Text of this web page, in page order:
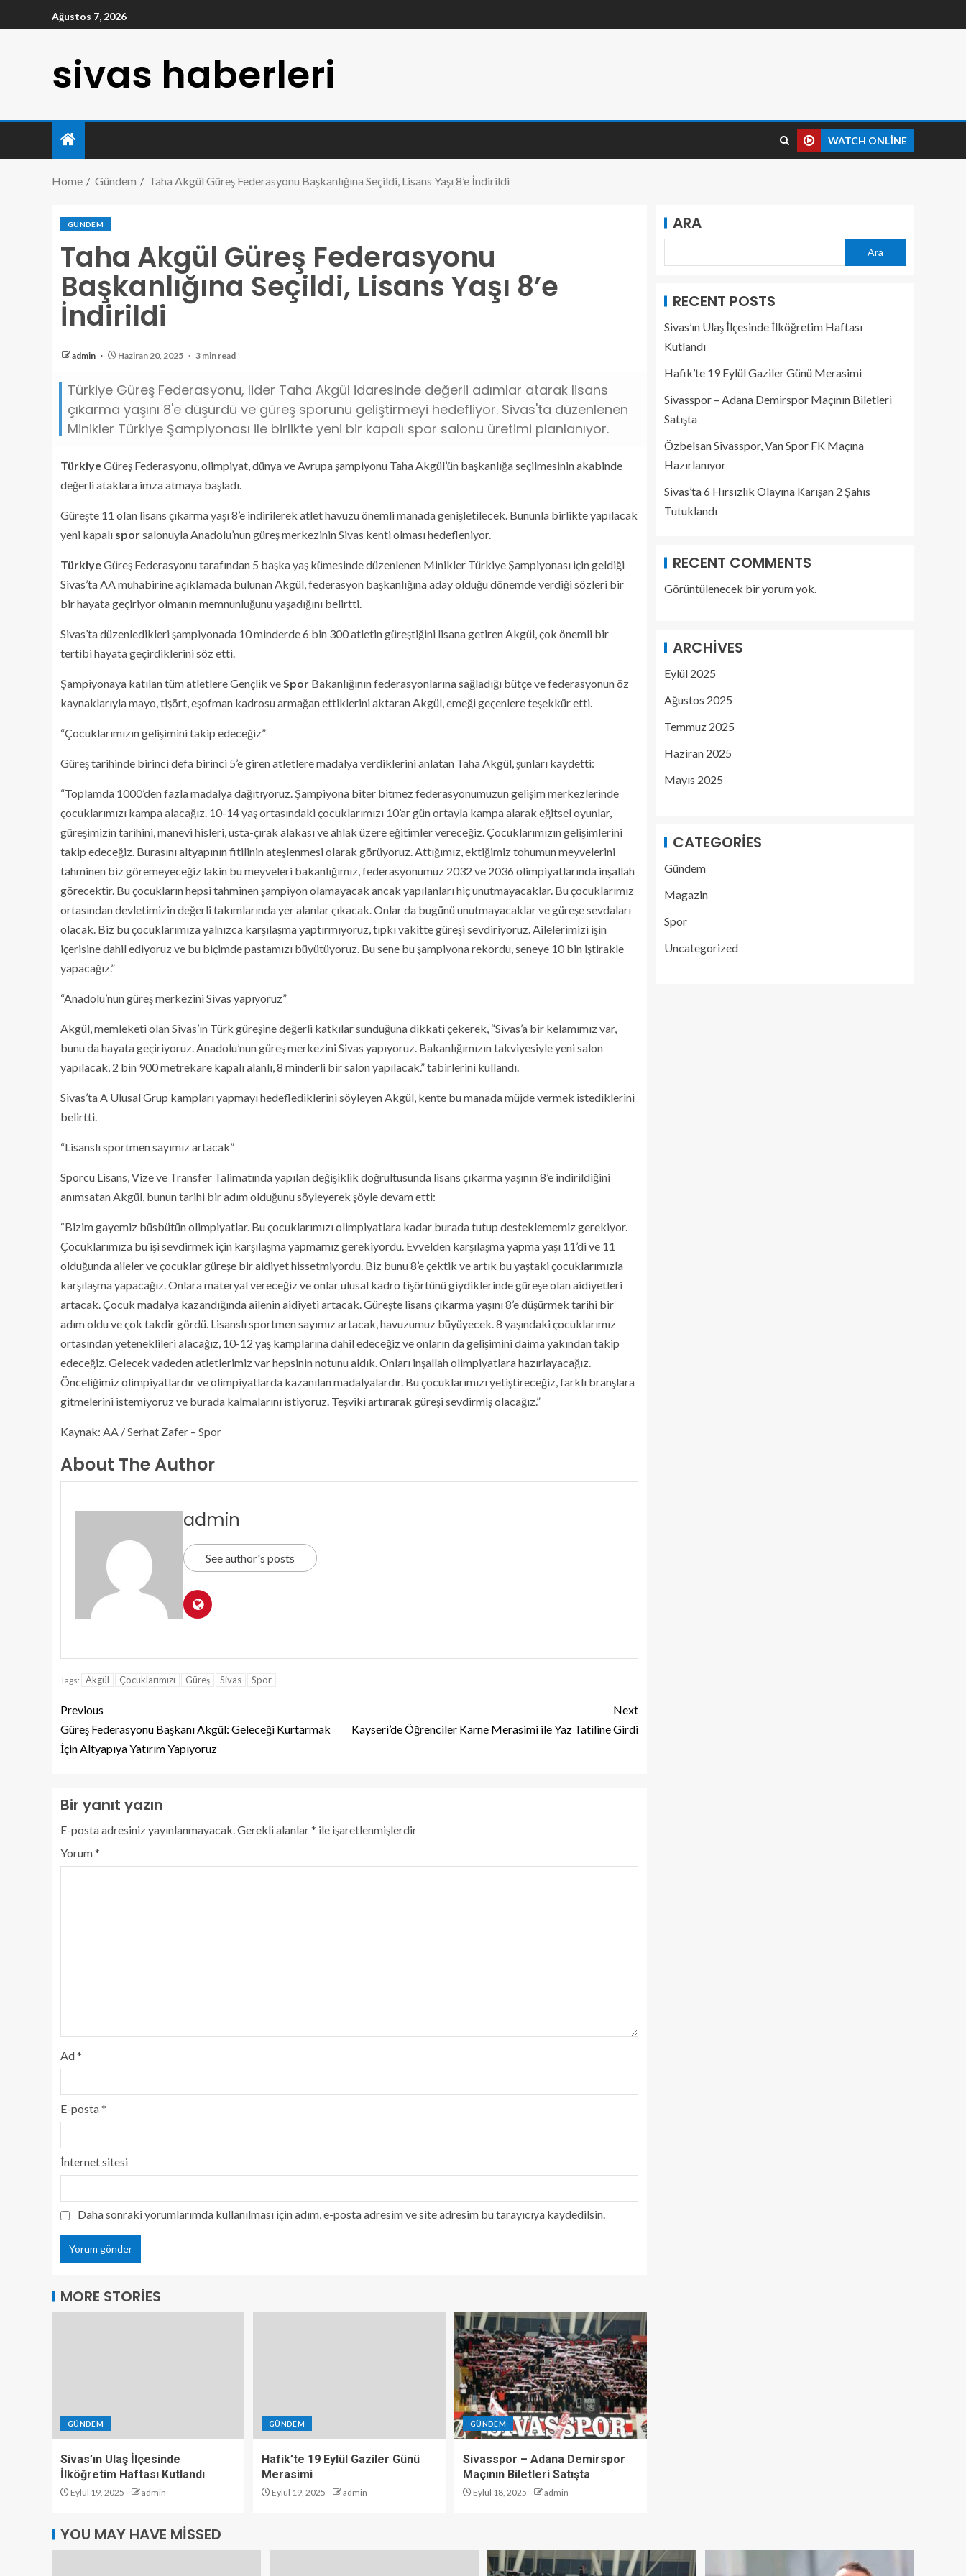
Ağustos 7, 2026
sivas haberleri
WATCH ONLINE
Home Gündem Taha Akgül Güreş Federasyonu Başkanlığına Seçildi, Lisans Yaşı 8’e İndirildi
GÜNDEM
Taha Akgül Güreş Federasyonu
Başkanlığına Seçildi, Lisans Yaşı 8’e
İndirildi
admin Haziran 20, 2025 3 min read
Türkiye Güreş Federasyonu, lider Taha Akgül idaresinde değerli adımlar atarak lisans
çıkarma yaşını 8'e düşürdü ve güreş sporunu geliştirmeyi hedefliyor. Sivas'ta düzenlenen
Minikler Türkiye Şampiyonası ile birlikte yeni bir kapalı spor salonu üretimi planlanıyor.
TürkiyeGüreş Federasyonu, olimpiyat, dünya ve Avrupa şampiyonu Taha Akgül’ün başkanlığa seçilmesinin akabinde
değerli ataklara imza atmaya başladı.
Güreşte 11 olan lisans çıkarma yaşı 8’e indirilerek atlet havuzu önemli manada genişletilecek. Bununla birlikte yapılacak
yeni kapalı sporsalonuyla Anadolu’nun güreş merkezinin Sivas kenti olması hedefleniyor.
TürkiyeGüreş Federasyonu tarafından 5 başka yaş kümesinde düzenlenen Minikler Türkiye Şampiyonası için geldiği
Sivas’ta AA muhabirine açıklamada bulunan Akgül, federasyon başkanlığına aday olduğu dönemde verdiği sözleri bir
bir hayata geçiriyor olmanın memnunluğunu yaşadığını belirtti.
Sivas’ta düzenledikleri şampiyonada 10 minderde 6 bin 300 atletin güreştiğini lisana getiren Akgül, çok önemli bir
tertibi hayata geçirdiklerini söz etti.
Şampiyonaya katılan tüm atletlere Gençlik veSpor Bakanlığının federasyonlarına sağladığı bütçe ve federasyonun öz
kaynaklarıyla mayo, tişört, eşofman kadrosu armağan ettiklerini aktaran Akgül, emeği geçenlere teşekkür etti.
“Çocuklarımızın gelişimini takip edeceğiz”
Güreş tarihinde birinci defa birinci 5’e giren atletlere madalya verdiklerini anlatan Taha Akgül, şunları kaydetti:
“Toplamda 1000’den fazla madalya dağıtıyoruz. Şampiyona biter bitmez federasyonumuzun gelişim merkezlerinde
çocuklarımızı kampa alacağız. 10-14 yaş ortasındaki çocuklarımızı 10’ar gün ortayla kampa alarak eğitsel oyunlar,
güreşimizin tarihini, manevi hisleri, usta-çırak alakası ve ahlak üzere eğitimler vereceğiz. Çocuklarımızın gelişimlerini
takip edeceğiz. Burasını altyapının fitilinin ateşlenmesi olarak görüyoruz. Attığımız, ektiğimiz tohumun meyvelerini
tahminen biz göremeyeceğiz lakin bu meyveleri bakanlığımız, federasyonumuz 2032 ve 2036 olimpiyatlarında inşallah
görecektir. Bu çocukların hepsi tahminen şampiyon olamayacak ancak yapılanları hiç unutmayacaklar. Bu çocuklarımız
ortasından devletimizin değerli takımlarında yer alanlar çıkacak. Onlar da bugünü unutmayacaklar ve güreşe sevdaları
olacak. Biz bu çocuklarımıza yalnızca karşılaşma yaptırmıyoruz, tıpkı vakitte güreşi sevdiriyoruz. Ailelerimizi işin
içerisine dahil ediyoruz ve bu biçimde pastamızı büyütüyoruz. Bu sene bu şampiyona rekordu, seneye 10 bin iştirakle
yapacağız.”
“Anadolu’nun güreş merkezini Sivas yapıyoruz”
Akgül, memleketi olan Sivas’ın Türk güreşine değerli katkılar sunduğuna dikkati çekerek, “Sivas’a bir kelamımız var,
bunu da hayata geçiriyoruz. Anadolu’nun güreş merkezini Sivas yapıyoruz. Bakanlığımızın takviyesiyle yeni salon
yapılacak, 2 bin 900 metrekare kapalı alanlı, 8 minderli bir salon yapılacak.” tabirlerini kullandı.
Sivas’ta A Ulusal Grup kampları yapmayı hedeflediklerini söyleyen Akgül, kente bu manada müjde vermek istediklerini
belirtti.
“Lisanslı sportmen sayımız artacak”
Sporcu Lisans, Vize ve Transfer Talimatında yapılan değişiklik doğrultusunda lisans çıkarma yaşının 8’e indirildiğini
anımsatan Akgül, bunun tarihi bir adım olduğunu söyleyerek şöyle devam etti:
“Bizim gayemiz büsbütün olimpiyatlar. Bu çocuklarımızı olimpiyatlara kadar burada tutup desteklememiz gerekiyor.
Çocuklarımıza bu işi sevdirmek için karşılaşma yapmamız gerekiyordu. Evvelden karşılaşma yapma yaşı 11’di ve 11
olduğunda aileler ve çocuklar güreşe bir aidiyet hissetmiyordu. Biz bunu 8’e çektik ve artık bu yaştaki çocuklarımızla
karşılaşma yapacağız. Onlara materyal vereceğiz ve onlar ulusal kadro tişörtünü giydiklerinde güreşe olan aidiyetleri
artacak. Çocuk madalya kazandığında ailenin aidiyeti artacak. Güreşte lisans çıkarma yaşını 8’e düşürmek tarihi bir
adım oldu ve çok takdir gördü. Lisanslı sportmen sayımız artacak, havuzumuz büyüyecek. 8 yaşındaki çocuklarımız
ortasından yeteneklileri alacağız, 10-12 yaş kamplarına dahil edeceğiz ve onların da gelişimini daima yakından takip
edeceğiz. Gelecek vadeden atletlerimiz var hepsinin notunu aldık. Onları inşallah olimpiyatlara hazırlayacağız.
Önceliğimiz olimpiyatlardır ve olimpiyatlarda kazanılan madalyalardır. Bu çocuklarımızı yetiştireceğiz, farklı branşlara
gitmelerini istemiyoruz ve burada kalmalarını istiyoruz. Teşviki artırarak güreşi sevdirmiş olacağız.”
Kaynak: AA / Serhat Zafer – Spor
About The Author
admin
See author's posts
Tags: Akgül Çocuklarımızı Güreş Sivas Spor
Previous
Güreş Federasyonu Başkanı Akgül: Geleceği Kurtarmak
İçin Altyapıya Yatırım Yapıyoruz
Next
Kayseri’de Öğrenciler Karne Merasimi ile Yaz Tatiline Girdi
Bir yanıt yazın
E-posta adresiniz yayınlanmayacak.Gerekli alanlar* ile işaretlenmişlerdir
Yorum*
Ad*
E-posta*
İnternet sitesi
Daha sonraki yorumlarımda kullanılması için adım, e-posta adresim ve site adresim bu tarayıcıya kaydedilsin.
MORE STORIES
GÜNDEM
Sivas’ın Ulaş İlçesinde
İlköğretim Haftası Kutlandı
Eylül 19, 2025 admin
GÜNDEM
Hafik’te 19 Eylül Gaziler Günü
Merasimi
Eylül 19, 2025 admin
GÜNDEM
Sivasspor – Adana Demirspor
Maçının Biletleri Satışta
Eylül 18, 2025 admin
ARA
Ara
RECENT POSTS
Sivas’ın Ulaş İlçesinde İlköğretim Haftası
Kutlandı
Hafik’te 19 Eylül Gaziler Günü Merasimi
Sivasspor – Adana Demirspor Maçının Biletleri
Satışta
Özbelsan Sivasspor, Van Spor FK Maçına
Hazırlanıyor
Sivas’ta 6 Hırsızlık Olayına Karışan 2 Şahıs
Tutuklandı
RECENT COMMENTS
Görüntülenecek bir yorum yok.
ARCHIVES
Eylül 2025
Ağustos 2025
Temmuz 2025
Haziran 2025
Mayıs 2025
CATEGORIES
Gündem
Magazin
Spor
Uncategorized
YOU MAY HAVE MISSED